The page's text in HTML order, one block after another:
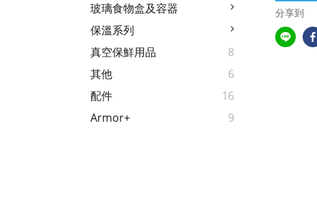
玻璃食物盒及容器
保溫系列
真空保鮮用品
8
其他
6
配件
16
Armor+
9
分享到